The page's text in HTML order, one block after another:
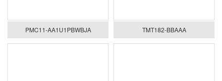
PMC11-AA1U1PBWBJA TMT182-BBAAA